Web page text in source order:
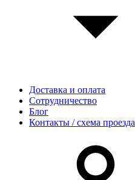
Доставка и оплата
Сотрудничество
Блог
Контакты / схема проезда